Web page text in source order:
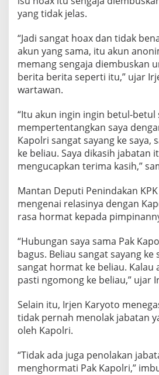
p
r
i
S
a
n
t
S
a
y
a
n
g
e
S
a
yang tidak jelas.
“Jadi sangat hoax dan tidak
akun yang sama, itu akun
memang sengaja diembuskan
berita berita seperti itu,” ujar
wartawan.
“Itu akun ingin ingin betul-betul
mempertentangkan saya
Kapolri sangat sayang ke saya,
ke beliau. Saya dikasih jabatan
mengucapkan terima kasih,”
Mantan Deputi Penindakan
mengenai relasinya dengan
rasa hormat kepada
“Hubungan saya sama Pak
bagus. Beliau sangat sayang ke
sangat hormat ke beliau. Kalau
pasti ngomong ke beliau,” ujar
Selain itu, Irjen Karyoto
tidak pernah menolak jabatan
oleh Kapolri.
“Tidak ada juga penolakan
menghormati Pak Kapolri,”